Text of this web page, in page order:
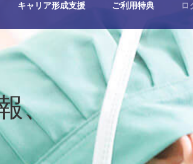
キャリア形成支援 ご利用特典 ロ
、